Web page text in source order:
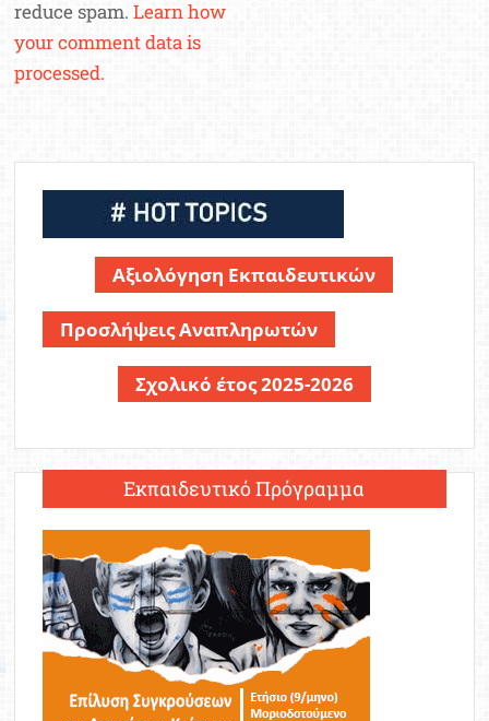
reduce spam.Learn how
your comment data is
processed.
Αξιολόγηση Εκπαιδευτικών
Προσλήψεις Αναπληρωτών
Σχολικό έτος 2025-2026
Εκπαιδευτικό Πρόγραμμα